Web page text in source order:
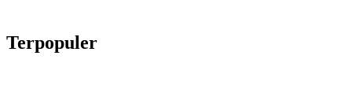
Terpopuler